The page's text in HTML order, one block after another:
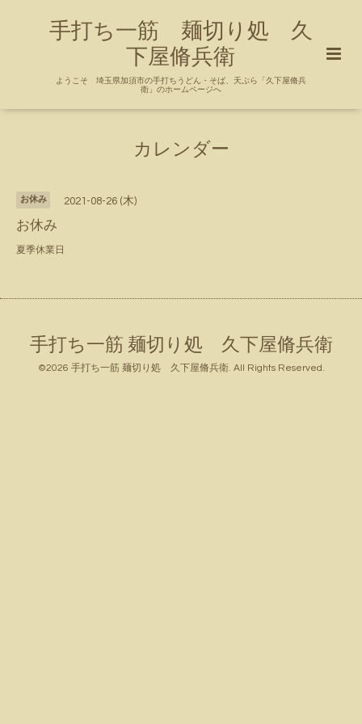
手打ち一筋 麺切り処 久
下屋脩兵衛
ようこそ 埼玉県加須市の手打ちうどん・そば、天ぷら「久下屋脩兵
衛」のホームページへ
カレンダー
お休み 2021-08-26 (木)
お休み
夏季休業日
手打ち一筋 麺切り処 久下屋脩兵衛
©2026 手打ち一筋 麺切り処 久下屋脩兵衛. All Rights Reserved.